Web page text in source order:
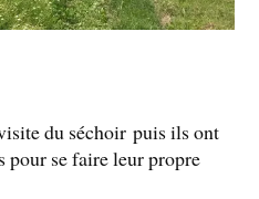
du séchoir puis ils ont
pour se faire leur propre